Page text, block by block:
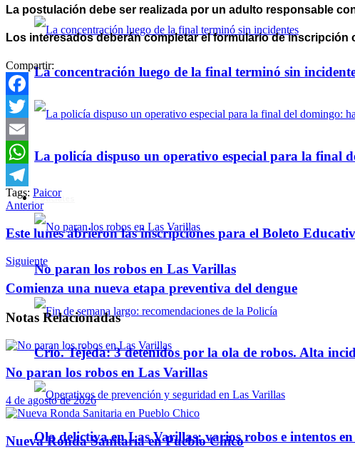
La concentración luego de la final terminó sin
La policía dispuso un operativo especial para la final
Policiales
No paran los robos en Las Varillas
Crio. Tejeda: 3 detenidos por la ola de robos. Alta
Ola delictiva en Las Varillas: varios robos e intentos
La postulación debe ser realizada por un adulto responsable
Los interesados deberán completar el formulario de
Compartir:
Facebook
Twitter
Email
WhatsApp
Telegram
Tags: Paicor
Anterior
Este lunes abrieron las inscripciones para el Boleto
Siguiente
Comienza una nueva etapa preventiva del dengue
Notas Relacionadas
No paran los robos en Las Varillas
4 de agosto de 2026
Nueva Ronda Sanitaria en Pueblo Chico